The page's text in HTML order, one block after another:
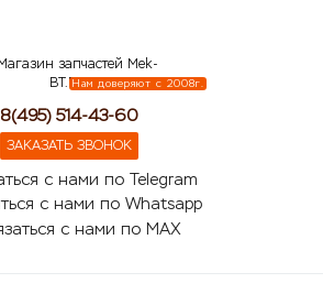
Нам доверяют с 2008г.
8(495) 514-43-60
ЗАКАЗАТЬ ЗВОНОК